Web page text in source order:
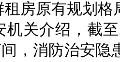
租房原有规划格
介绍，截至
间，消防治安